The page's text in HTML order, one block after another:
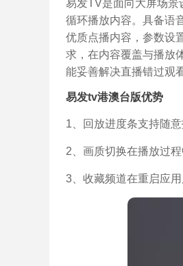
易发TV是面向大屏场景
循环播放内容。具备语
优质点播内容，参数设
求，在内容覆盖与播放
能妥善解决直播错过观
易发tv港澳台版优势
1、回放进度条支持随
2、画质切换在播放过
3、收藏频道在重启应